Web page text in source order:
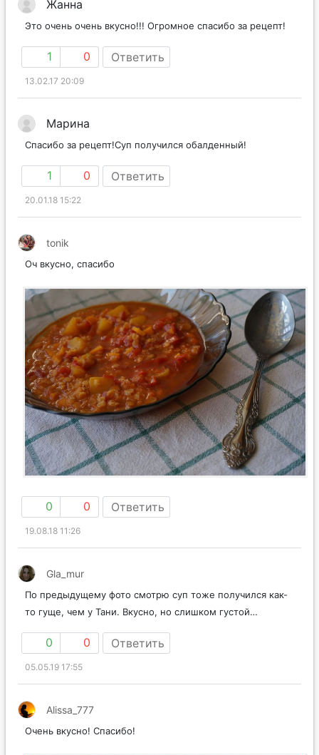
Жанна
Это очень очень вкусно!!! Огромное спасибо за рецепт!
1 0 Ответить
13.02.17 20:09
Марина
Спасибо за рецепт!Суп получился обалденный!
1 0 Ответить
20.01.18 15:22
tonik
Оч вкусно, спасибо
0 0 Ответить
19.08.18 11:26
Gla_mur
По предыдущему фото смотрю суп тоже получился как-
то гуще, чем у Тани. Вкусно, но слишком густой…
0 0 Ответить
05.05.19 17:55
Alissa_777
Очень вкусно! Спасибо!